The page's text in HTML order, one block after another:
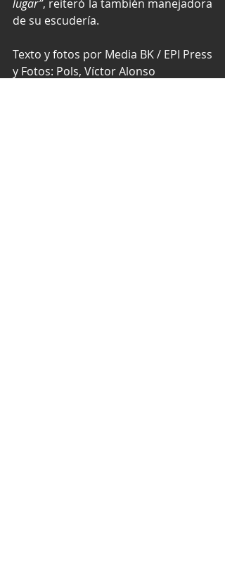
lugar”, reiteró la también manejadora
de su escudería.
Texto y fotos por Media BK / EPI Press
y Fotos: Pols, Víctor Alonso